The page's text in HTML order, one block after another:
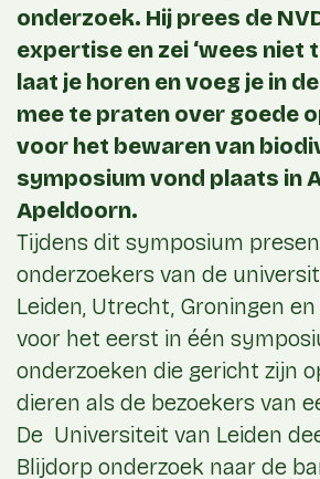
onderzoek. Hij prees de
expertise en zei ‘wees niet
laat je horen en voeg je in
mee te praten over goede
voor het bewaren van
symposium vond plaats in
Apeldoorn.
Tijdens dit symposium
onderzoekers van de
Leiden, Utrecht, Groningen
voor het eerst in één
onderzoeken die gericht zijn
dieren als de bezoekers van
De Universiteit van Leiden
Blijdorp onderzoek naar de